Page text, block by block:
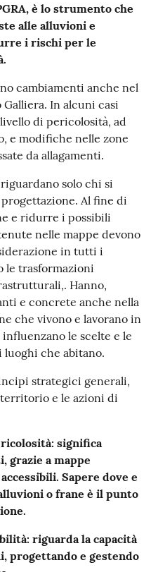
è lo strumento che
alle alluvioni e
i rischi per le
cambiamenti anche nel
In alcuni casi
di pericolosità, ad
e modifiche nelle zone
da allagamenti.
solo chi si
Al fine di
e ridurre i possibili
nelle mappe devono
in tutti i
le trasformazioni
Hanno,
e concrete anche nella
che vivono e lavorano in
le scelte e le
che abitano.
strategici generali,
e le azioni di
significa
grazie a mappe
Sapere dove e
o frane è il punto
riguarda la capacità
progettando e gestendo